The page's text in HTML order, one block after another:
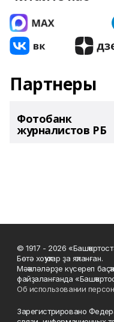
Партнеры
Фотобанк
журналистов РБ
© 1917 - 2026
Бөтә хоҡуҡтар ҙа яҡланған.
Мәҡәләләрҙе күсереп
файҙаланғанда
Об использовании
Зарегистрировано